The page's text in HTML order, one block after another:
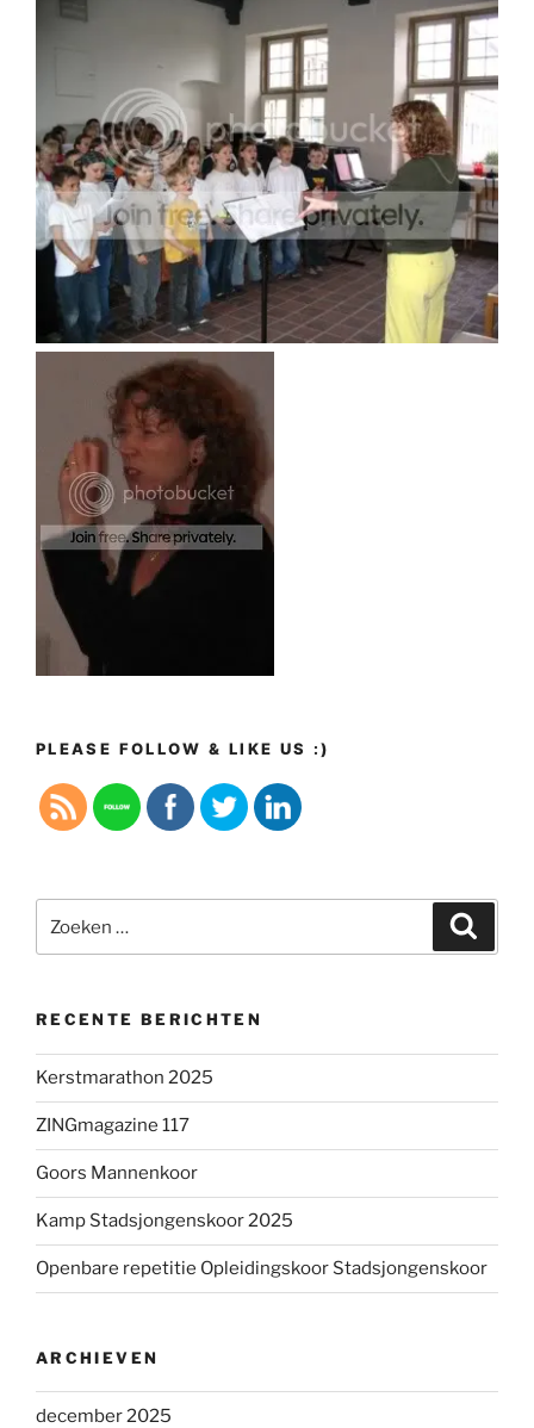
PLEASE FOLLOW & LIKE US :)
naar:
RECENTE BERICHTEN
Kerstmarathon 2025
ZINGmagazine 117
Goors Mannenkoor
Kamp Stadsjongenskoor 2025
Openbare repetitie Opleidingskoor Stadsjongenskoor
ARCHIEVEN
december 2025